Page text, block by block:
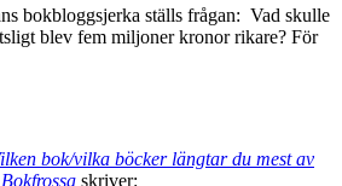
bokbloggsjerka ställs frågan: Vad skulle
blev fem miljoner kronor rikare? För
bok/vilka böcker längtar du mest av
skriver: